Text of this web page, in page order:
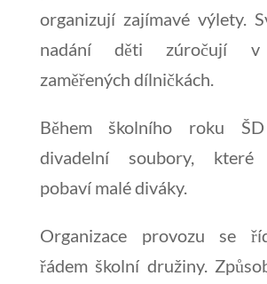
organizují zajímavé výlety.
nadání děti zúročují v
zaměřených dílničkách.
Během školního roku
divadelní soubory, které
pobaví malé diváky.
Organizace provozu se
řádem školní družiny.